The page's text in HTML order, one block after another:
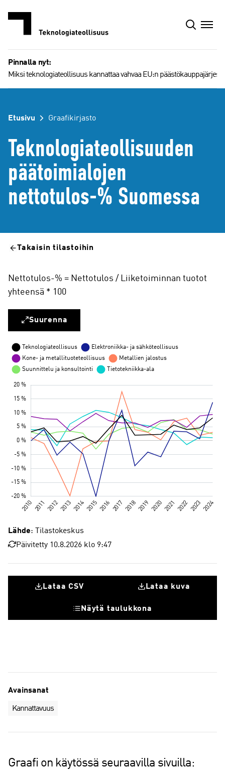
Pinnalla nyt:
Miksi teknologiateollisuus kannattaa vahvaa EU:n
Etusivu Graafikirjasto
Teknologiateollisuuden
päätoimialojen
nettotulos-% Suomessa
Takaisin tilastoihin
Nettotulos-% = Nettotulos / Liiketoiminnan tuotot
yhteensä * 100
Suurenna
Lähde: Tilastokeskus
Päivitetty 10.8.2026 klo 9:47
Lataa CSV Lataa kuva
Näytä taulukkona
Avainsanat
Kannattavuus
Graafi on käytössä seuraavilla sivuilla: